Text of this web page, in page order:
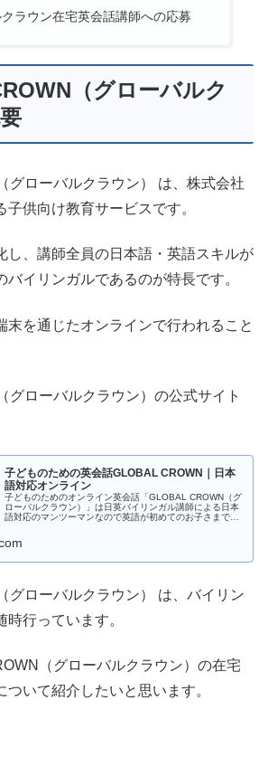
ラウン在宅英会話講師への応募
（グローバルク
グローバルクラウン） は、株式会社
供向け教育サービスです。
し、講師全員の日本語・英語スキルが
バイリンガルであるのが特長です。
末を通じたオンラインで行われること
グローバルクラウン）の公式サイト
子どものための英会話GLOBAL CROWN｜日本
語対応オンライン
子どものためのオンライン英会話「GLOBAL CROWN（グ
ローバルクラウン）」は日英バイリンガル講師による日本
語対応のマンツーマンなので英語が初めてのお子さまでも
グローバルクラウン） は、バイリン
行っています。
（グローバルクラウン）の在宅
いて紹介したいと思います。